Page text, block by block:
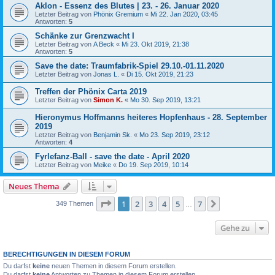
Aklon - Essenz des Blutes | 23. - 26. Januar 2020
Letzter Beitrag von Phönix Gremium « Mi 22. Jan 2020, 03:45
Antworten: 5
Schänke zur Grenzwacht I
Letzter Beitrag von A Beck « Mi 23. Okt 2019, 21:38
Antworten: 5
Save the date: Traumfabrik-Spiel 29.10.-01.11.2020
Letzter Beitrag von Jonas L. « Di 15. Okt 2019, 21:23
Treffen der Phönix Carta 2019
Letzter Beitrag von Simon K. « Mo 30. Sep 2019, 13:21
Hieronymus Hoffmanns heiteres Hopfenhaus - 28. September
2019
Letzter Beitrag von Benjamin Sk. « Mo 23. Sep 2019, 23:12
Antworten: 4
Fyrlefanz-Ball - save the date - April 2020
Letzter Beitrag von Meike « Do 19. Sep 2019, 10:14
Neues Thema
349 Themen Seite 1von
1 2 3 4 5 7
Gehe zu
BERECHTIGUNGEN IN DIESEM FORUM
Du darfst keine neuen Themen in diesem Forum erstellen.